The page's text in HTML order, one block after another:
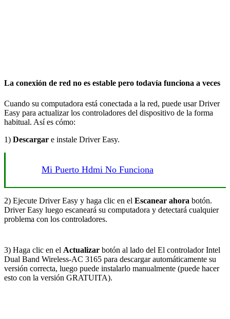
La conexión de red no es estable pero todavía funciona a veces
Cuando su computadora está conectada a la red, puede usar Driver
Easy para actualizar los controladores del dispositivo de la forma
habitual. Así es cómo:
1) Descargar e instale Driver Easy.
Mi Puerto Hdmi No Funciona
2) Ejecute Driver Easy y haga clic en el Escanear ahora botón.
Driver Easy luego escaneará su computadora y detectará cualquier
problema con los controladores.
3) Haga clic en el Actualizar botón al lado del El controlador Intel
Dual Band Wireless-AC 3165 para descargar automáticamente su
versión correcta, luego puede instalarlo manualmente (puede hacer
esto con la versión GRATUITA).